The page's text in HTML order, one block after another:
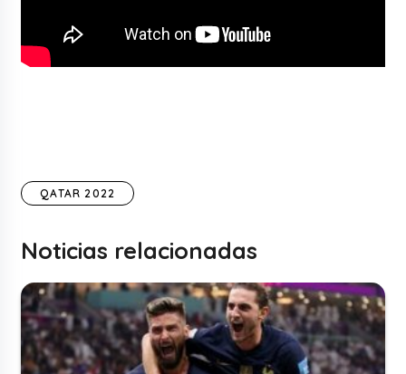
QATAR 2022
Noticias relacionadas